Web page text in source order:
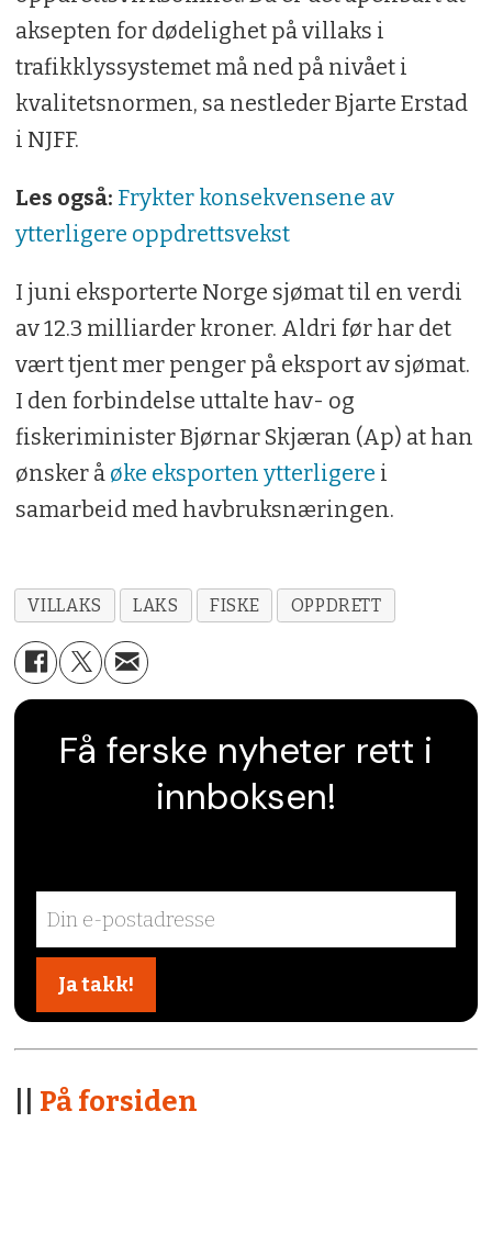
aksepten for dødelighet på villaks i
trafikklyssystemet må ned på nivået i
kvalitetsnormen, sa nestleder Bjarte Erstad
i NJFF.
Les også: Frykter konsekvensene av
ytterligere oppdrettsvekst
I juni eksporterte Norge sjømat til en verdi
av 12.3 milliarder kroner. Aldri før har det
vært tjent mer penger på eksport av sjømat.
I den forbindelse uttalte hav- og
fiskeriminister Bjørnar Skjæran (Ap) at han
ønsker å øke eksporten ytterligere i
samarbeid med havbruksnæringen.
VILLAKS LAKS FISKE OPPDRETT
Få ferske nyheter rett i
innboksen!
På forsiden